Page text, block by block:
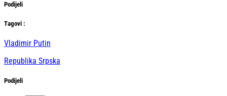
Podijeli
Тagovi :
Vladimir Putin
Republika Srpska
Podijeli